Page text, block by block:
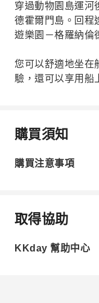
穿過動物園島運河
德霍爾門島。回程
遊樂園－格羅納倫
您可以舒適地坐在
驗，還可以享用船
購買須知
購買注意事項
取得協助
KKday 幫助中心